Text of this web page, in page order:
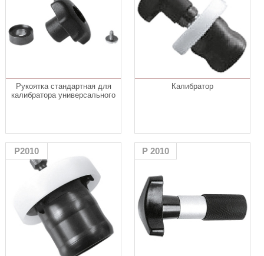
Рукоятка стандартная для
калибратора универсального
Калибратор
P2010 P 2010